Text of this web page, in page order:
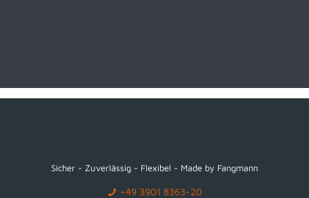
Sicher - Zuverlässig - Flexibel - Made by Fangmann
+49 3901 8363-20